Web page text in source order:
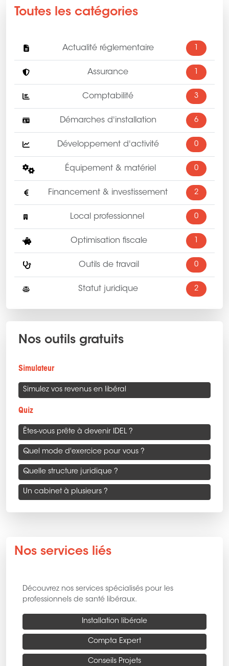
Toutes les catégories
Actualité réglementaire 1
Assurance 1
Comptabilité 3
Démarches d'installation 6
Développement d'activité 0
Équipement & matériel 0
Financement & investissement 2
Local professionnel 0
Optimisation fiscale 1
Outils de travail 0
Statut juridique 2
Nos outils gratuits
Simulateur
Simulez vos revenus en libéral
Quiz
Êtes-vous prête à devenir IDEL ?
Quel mode d'exercice pour vous ?
Quelle structure juridique ?
Un cabinet à plusieurs ?
Nos services liés
Découvrez nos services spécialisés pour les
professionnels de santé libéraux.
Installation libérale
Compta Expert
Conseils Projets